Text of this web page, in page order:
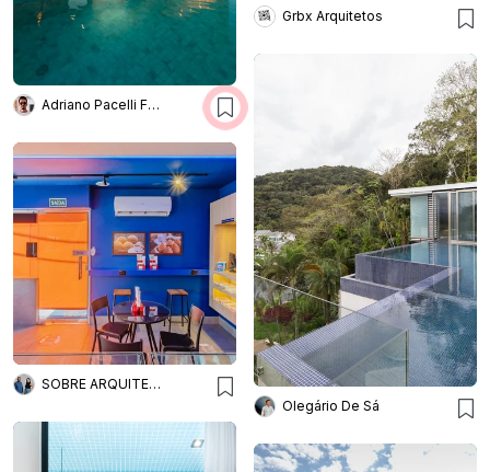
Adriano Pacelli Fotografia de Arquitetura
Grbx Arquitetos
Olegário De Sá
SOBRE ARQUITETURA